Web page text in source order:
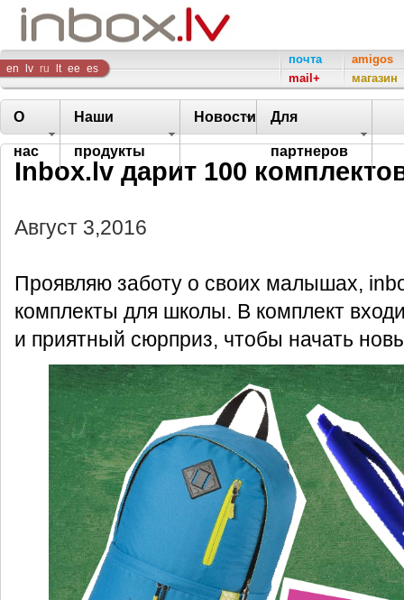
Inbox
Company
en lv ru lt ee es
почта
mail+
amigos
магазин
О
нас
Наши
продукты
Новости Для
партнеров
Inbox.lv дарит 100
Август 3,2016
Проявляю заботу о своих малышах,
комплекты для школы. В комплект
и приятный сюрприз, чтобы начать